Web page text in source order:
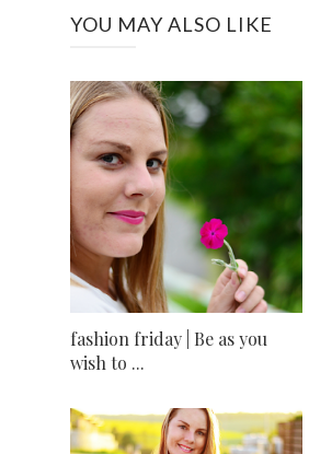
YOU MAY ALSO LIKE
fashion friday | Be as you
wish to ...